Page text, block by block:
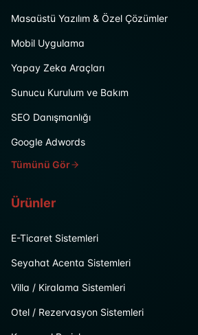
Masaüstü Yazılım & Özel Çözümler
Mobil Uygulama
Yapay Zeka Araçları
Sunucu Kurulum ve Bakım
SEO Danışmanlığı
Google Adwords
Tümünü Gör
Ürünler
E-Ticaret Sistemleri
Seyahat Acenta Sistemleri
Villa / Kiralama Sistemleri
Otel / Rezervasyon Sistemleri